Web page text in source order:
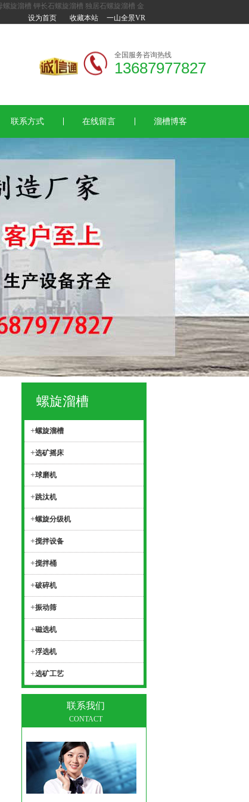
螺旋溜槽 钾长石螺旋溜槽 独居石螺旋溜槽 金
设为首页 收藏本站 一山全景VR
全国服务咨询热线
13687977827
联系方式 在线留言 溜槽博客
螺旋溜槽
+螺旋溜槽
+选矿摇床
+球磨机
+跳汰机
+螺旋分级机
+搅拌设备
+搅拌桶
+破碎机
+振动筛
+磁选机
+浮选机
+选矿工艺
联系我们
CONTACT